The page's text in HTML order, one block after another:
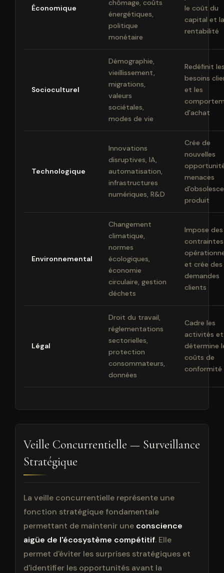
Économique
chômage, coûts
énergétiques,
politique
monétaire
le coût du
capital et la
rentabilité
Socioculturel
Démographie,
vieillissement,
migrations,
valeurs
sociétales,
modes de vie
Redéfinit
besoins
et les
d'achat
Technologique
Innovations
disruptives, IA,
automatisation,
infrastructures
numériques, R&D
Crée de
nouvelles
menaces
produit
Environnemental
Changement
climatique,
normes
écologiques,
économie
circulaire, gestion
déchets
Impose des
contraintes
et crée des
demandes
clients
Légal
Droit du travail,
réglementations
sectorielles,
protection
consommateurs,
données
Cadre les
activités et
détermine
coûts de
conformité
Veille Concurrentielle — Surveillance
Stratégique
La veille concurrentielle représente une
fonction stratégique fondamentale
permettant de maintenir une conscience
aigüe de l'écosystème compétitif. Elle
permet d'éviter les surprises stratégiques et
d'identifier les opportunités avant la